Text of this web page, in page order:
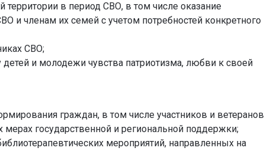
в период СВО, в том числе оказание
и членам их семей с учетом потребностей конкретного
СВО;
и молодежи чувства патриотизма, любви к своей
граждан, в том числе участников и ветеранов
государственной и региональной поддержки;
мероприятий, направленных на